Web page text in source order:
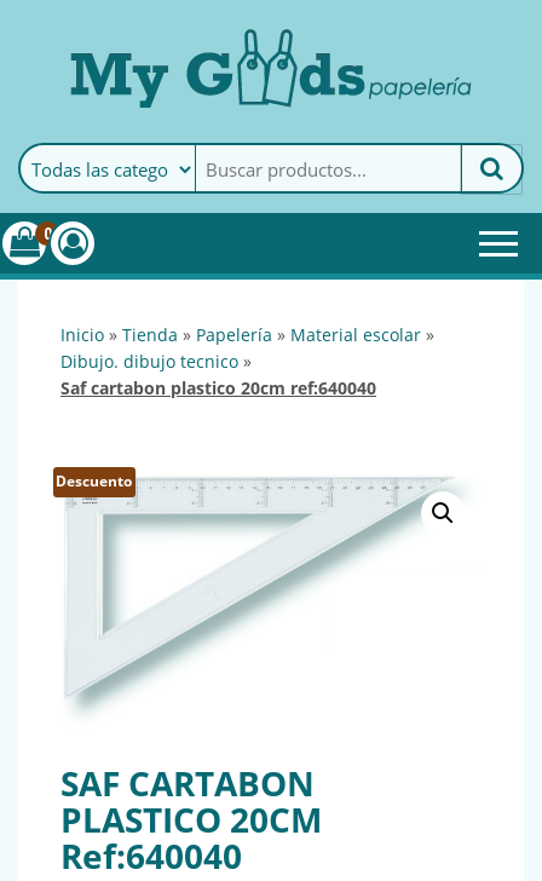
MyGoods · PapeleríaMy Goods es tu papelería
online de confianza. Podrás
encontrar todo lo necesario
0
inicio » tienda » papelería » material escolar »
dibujo. dibujo tecnico »
saf cartabon plastico 20cm ref:640040
Descuento
SAF CARTABON
PLASTICO 20CM
Ref:640040